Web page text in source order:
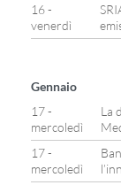
16 -
venerdì
Gennaio
17 -
mercoledì
La
17 -
mercoledì